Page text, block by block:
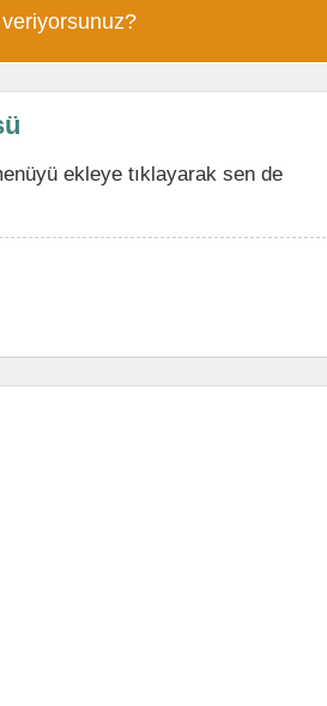
ekleye tıklayarak sen de